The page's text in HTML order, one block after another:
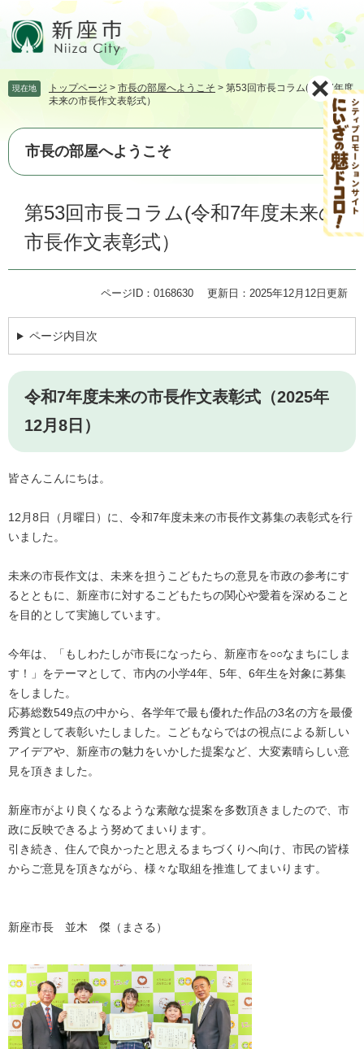
頭
す。
飛
て
本
現在地 トップページ > 市長の部屋へようこそ > 第53回市長コラム(令和7年度
未来の市長作文表彰式）
市長の部屋へようこそ
第53回市長コラム(令和7年度未来の
市長作文表彰式）
ページID：0168630 更新日：2025年12月12日更新
ページ内目次
令和7年度未来の市長作文表彰式（2025年
12月8日）
皆さんこんにちは。
12月8日（月曜日）に、令和7年度未来の市長作文募集の表彰式を行
いました。
未来の市長作文は、未来を担うこどもたちの意見を市政の参考にす
るとともに、新座市に対するこどもたちの関心や愛着を深めること
を目的として実施しています。
今年は、「もしわたしが市長になったら、新座市を○○なまちにしま
す！」をテーマとして、市内の小学4年、5年、6年生を対象に募集
をしました。
応募総数549点の中から、各学年で最も優れた作品の3名の方を最優
秀賞として表彰いたしました。こどもならではの視点による新しい
アイデアや、新座市の魅力をいかした提案など、大変素晴らしい意
見を頂きました。
新座市がより良くなるような素敵な提案を多数頂きましたので、市
政に反映できるよう努めてまいります。
引き続き、住んで良かったと思えるまちづくりへ向け、市民の皆様
からご意見を頂きながら、様々な取組を推進してまいります。
新座市長 並木 傑（まさる）